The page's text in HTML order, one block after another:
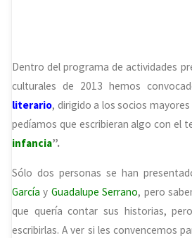
Dentro del programa de actividades
culturales de 2013 hemos
literario, dirigido a los socios
pedíamos que escribieran algo con el
infancia”.
Sólo dos personas se han
García y Guadalupe Serrano, pero
que quería contar sus historias,
escribirlas. A ver si les convencemos